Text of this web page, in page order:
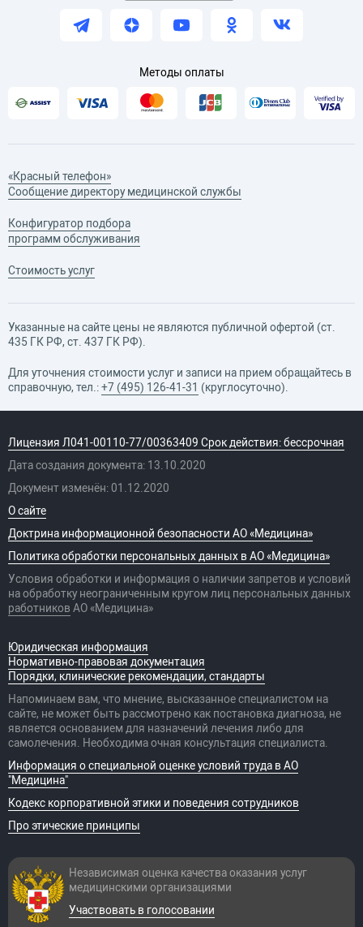
Методы оплаты
«Красный телефон»
Сообщение директору медицинской службы
Конфигуратор подбора
программ обслуживания
Стоимость услуг
Указанные на сайте цены не являются публичной офертой (ст.
435 ГК РФ, cт. 437 ГК РФ).
Для уточнения стоимости услуг и записи на прием обращайтесь в
справочную, тел.:+7 (495) 126-41-31 (круглосуточно).
Лицензия Л041-00110-77/00363409 Срок действия: бессрочная
Дата создания документа: 13.10.2020
Документ изменён: 01.12.2020
О сайте
Доктрина информационной безопасности АО «Медицина»
Политика обработки персональных данных в АО «Медицина»
Условия обработки и информация о наличии запретов и условий
на обработку неограниченным кругом лиц персональных данных
работников АО «Медицина»
Юридическая информация
Нормативно-правовая документация
Порядки, клинические рекомендации, стандарты
Напоминаем вам, что мнение, высказанное специалистом на
сайте, не может быть рассмотрено как постановка диагноза, не
является основанием для назначений лечения либо для
самолечения. Необходима очная консультация специалиста.
Информация о специальной оценке условий труда в АО
"Медицина"
Кодекс корпоративной этики и поведения сотрудников
Про этические принципы
Независимая оценка качества оказания услуг
медицинскими организациями
Участвовать в голосовании